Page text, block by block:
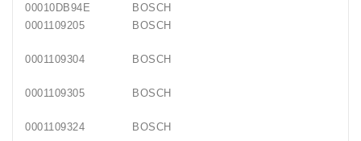
00010DB94E
BOSCH
0001109205
BOSCH
0001109304 BOSCH
0001109305 BOSCH
0001109324 BOSCH